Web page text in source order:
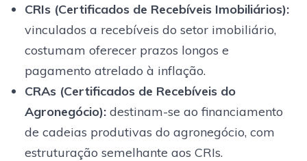
CRIs (Certificados de Recebíveis Imobiliários):
vinculados a recebíveis do setor imobiliário,
costumam oferecer prazos longos e
pagamento atrelado à inflação.
CRAs (Certificados de Recebíveis do
Agronegócio):destinam-se ao financiamento
de cadeias produtivas do agronegócio, com
estruturação semelhante aos CRIs.